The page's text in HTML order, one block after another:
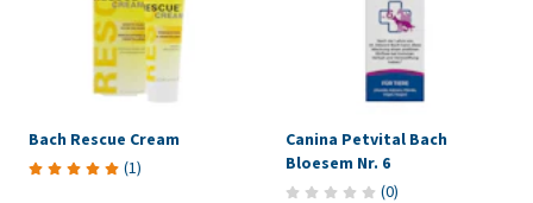
Bach Rescue Cream
(1)
Canina Petvital Bach
Bloesem Nr. 6
(0)